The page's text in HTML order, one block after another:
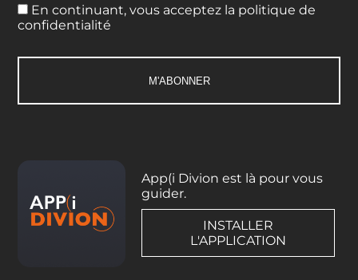
En continuant, vous acceptez la politique de
confidentialité
App(i Divion est là pour vous
guider.
INSTALLER
L'APPLICATION